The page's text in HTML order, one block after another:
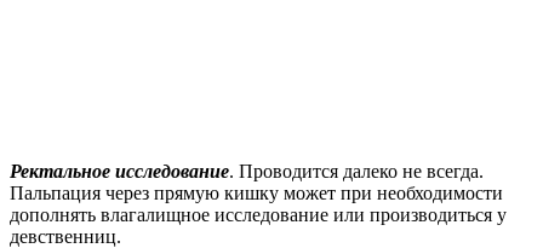
Ректальное исследование. Проводится далеко не всегда.
Пальпация через прямую кишку может при необходимости
дополнять влагалищное исследование или производиться у
девственниц.